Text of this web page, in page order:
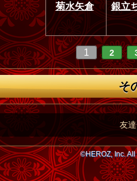
菊水矢倉 銀立
1 2
そ
友
©HEROZ, Inc.